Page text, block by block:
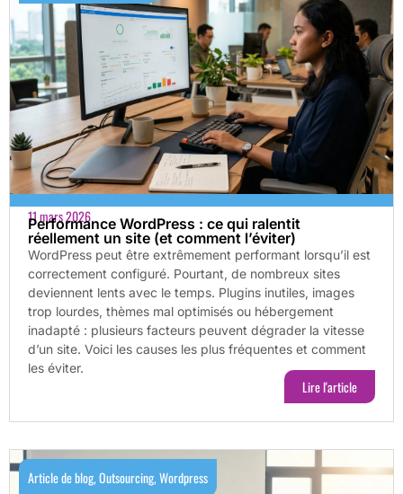
11 mars 2026
Performance WordPress : ce qui ralentit
réellement un site (et comment l’éviter)
WordPress peut être extrêmement performant lorsqu’il est
correctement configuré. Pourtant, de nombreux sites
deviennent lents avec le temps. Plugins inutiles, images
trop lourdes, thèmes mal optimisés ou hébergement
inadapté : plusieurs facteurs peuvent dégrader la vitesse
d’un site. Voici les causes les plus fréquentes et comment
les éviter.
Lire l'article
Article de blog,Outsourcing,Wordpress